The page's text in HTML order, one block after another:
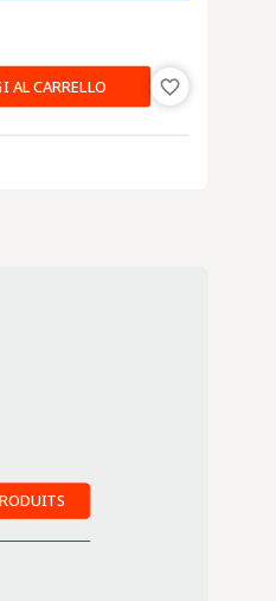
AL CARRELLO favorite_border